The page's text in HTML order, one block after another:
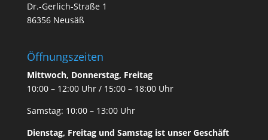
Dr.-Gerlich-Straße 1
86356 Neusäß
Öffnungszeiten
Mittwoch, Donnerstag, Freitag
10:00 – 12:00 Uhr / 15:00 – 18:00 Uhr
Samstag: 10:00 – 13:00 Uhr
Dienstag, Freitag und Samstag ist unser Geschäft